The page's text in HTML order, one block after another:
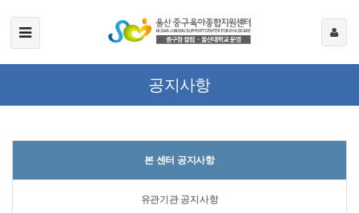
공지사항
본 센터 공지사항
유관기관 공지사항